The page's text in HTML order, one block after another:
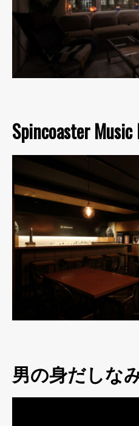
Spincoaster
男の身だしな